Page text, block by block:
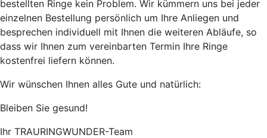
bestellten Ringe kein Problem. Wir kümmern uns bei jeder
einzelnen Bestellung persönlich um Ihre Anliegen und
besprechen individuell mit Ihnen die weiteren Abläufe, so
dass wir Ihnen zum vereinbarten Termin Ihre Ringe
kostenfrei liefern können.
Wir wünschen Ihnen alles Gute und natürlich:
Bleiben Sie gesund!
Ihr TRAURINGWUNDER-Team